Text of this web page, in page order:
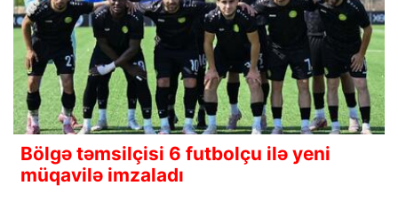
Bölgə təmsilçisi 6 futbolçu ilə yeni
müqavilə imzaladı